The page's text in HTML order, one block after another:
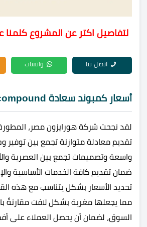
لتفاصيل اكتر عن المشروع كلمنا
اتصل بنا واتساب
أسعار كمبوند سعادة saada compound
لقد نجحت شركة هورايزون مصر،
تقديم معادلة متوازنة تجمع بين توفير
واسعة وتصميمات تجمع بين العصرية
ضمان تقديم كافة الخدمات الأساسية
تحديد الأسعار بشكل يتناسب مع هذه
مما يجعلها مغرية بشكل لافت مقارنةً
السوق، لضمان أن يحصل العملاء على